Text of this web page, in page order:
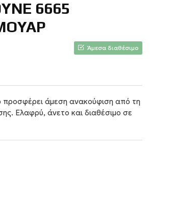
6665
Άμεσα διαθέσιμο
άμεση ανακούφιση από τη
Ελαφρύ, άνετο και διαθέσιμο σε